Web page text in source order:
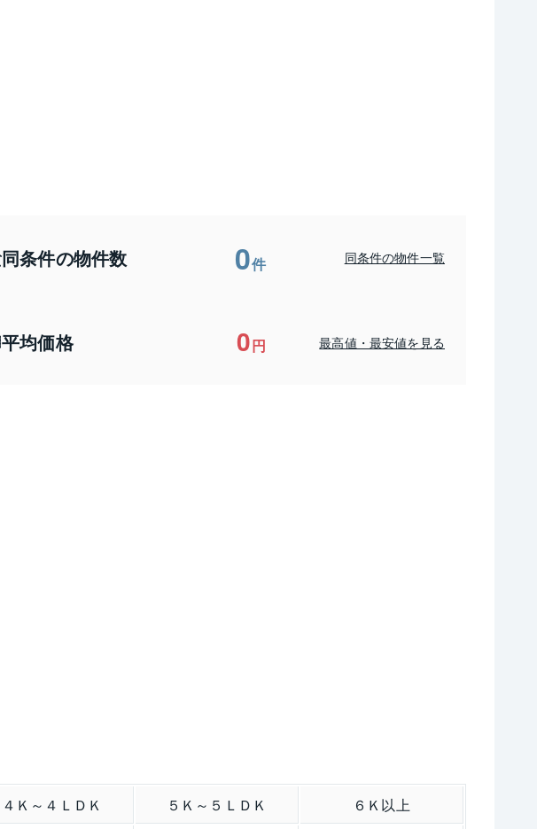
同条件の物件数 0件 同条件の物件一覧
平均価格 0円 最高値・最安値を見る
４Ｋ～４ＬＤＫ ５Ｋ～５ＬＤＫ
６Ｋ以上